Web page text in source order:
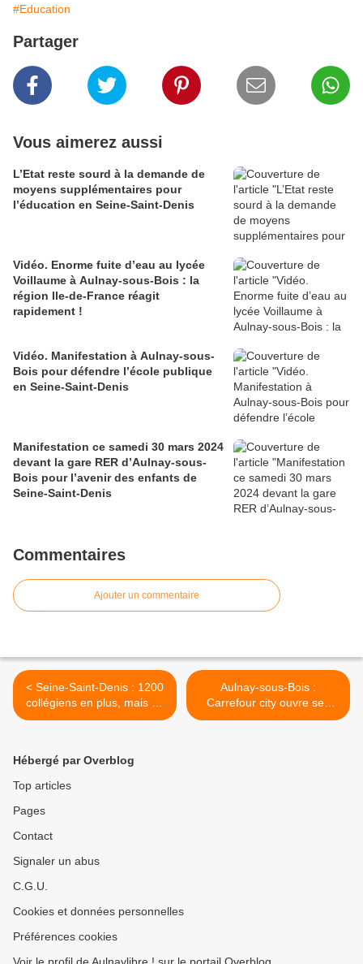
#Education
Partager
Vous aimerez aussi
L’Etat reste sourd à la demande de
moyens supplémentaires pour
l’éducation en Seine-Saint-Denis
Vidéo. Enorme fuite d’eau au lycée
Voillaume à Aulnay-sous-Bois : la
région Ile-de-France réagit
rapidement !
Vidéo. Manifestation à Aulnay-sous-
Bois pour défendre l’école publique
en Seine-Saint-Denis
Manifestation ce samedi 30 mars 2024
devant la gare RER d’Aulnay-sous-
Bois pour l’avenir des enfants de
Seine-Saint-Denis
Commentaires
Ajouter un commentaire
< Seine-Saint-Denis : 1200
collégiens en plus, mais 65
postes en moins
Aulnay-sous-Bois :
Carrefour city ouvre ses
portes aujourd'hui au Vieux-
Hébergé par Overblog
Top articles
Pages
Contact
Signaler un abus
C.G.U.
Cookies et données personnelles
Préférences cookies
Voir le profil de Aulnaylibre ! sur le portail Overblog